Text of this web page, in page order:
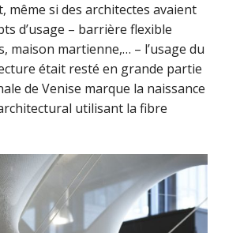
même si des architectes avaient
d’usage – barrière flexible
maison martienne,… – l’usage du
était resté en grande partie
de Venise marque la naissance
utilisant la fibre